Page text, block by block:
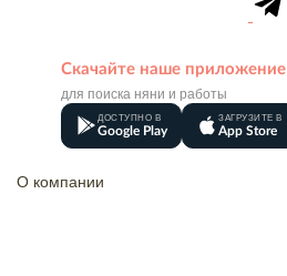
Скачайте наше приложение
для поиска няни и работы
ДОСТУПНО В
Google Play
ЗАГРУЗИТЕ В
App Store
О компании